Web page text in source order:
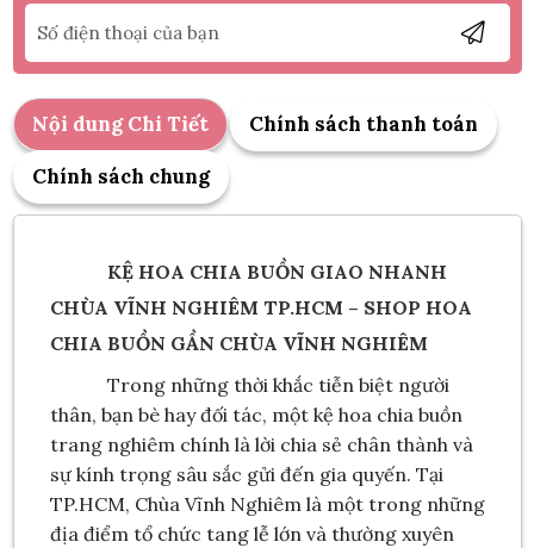
Nội dung Chi Tiết
Chính sách thanh toán
Chính sách chung
KỆ HOA CHIA BUỒN GIAO NHANH
CHÙA VĨNH NGHIÊM TP.HCM – SHOP HOA
CHIA BUỒN GẦN CHÙA VĨNH NGHIÊM
Trong những thời khắc tiễn biệt người
thân, bạn bè hay đối tác, một kệ hoa chia buồn
trang nghiêm chính là lời chia sẻ chân thành và
sự kính trọng sâu sắc gửi đến gia quyến. Tại
TP.HCM, Chùa Vĩnh Nghiêm là một trong những
địa điểm tổ chức tang lễ lớn và thường xuyên